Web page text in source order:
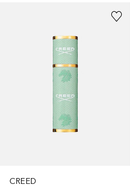
CREED